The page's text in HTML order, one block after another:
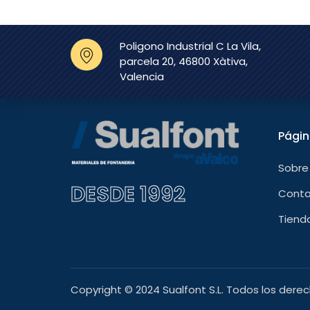
Poligono Industrial C La Vila,
parcela 20, 46800 Xàtiva,
Valencia
DESDE 1992
Copyright © 2024 Sualfont S.L. Todos los